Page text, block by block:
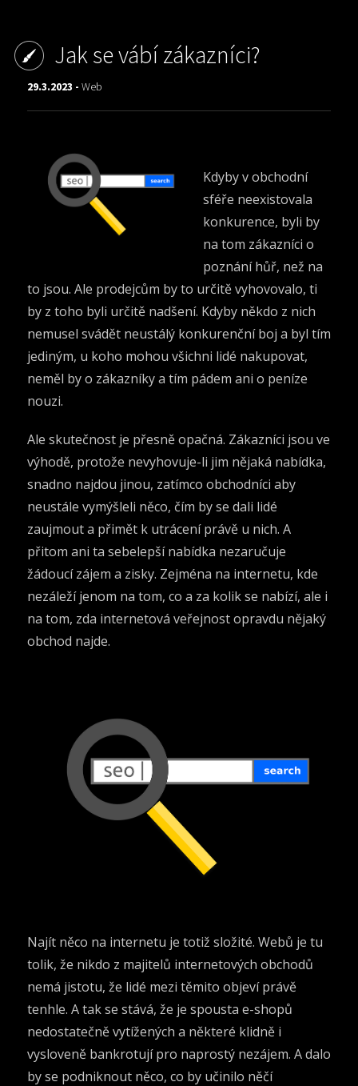
Jak se vábí zákazníci?
29.3.2023 -Web
Kdyby v obchodní
sféře neexistovala
konkurence, byli by
na tom zákazníci o
poznání hůř, než na
to jsou. Ale prodejcům by to určitě vyhovovalo, ti
by z toho byli určitě nadšení. Kdyby někdo z nich
nemusel svádět neustálý konkurenční boj a byl tím
jediným, u koho mohou všichni lidé nakupovat,
neměl by o zákazníky a tím pádem ani o peníze
nouzi.
Ale skutečnost je přesně opačná. Zákazníci jsou ve
výhodě, protože nevyhovuje-li jim nějaká nabídka,
snadno najdou jinou, zatímco obchodníci aby
neustále vymýšleli něco, čím by se dali lidé
zaujmout a přimět k utrácení právě u nich. A
přitom ani ta sebelepší nabídka nezaručuje
žádoucí zájem a zisky. Zejména na internetu, kde
nezáleží jenom na tom, co a za kolik se nabízí, ale i
na tom, zda internetová veřejnost opravdu nějaký
obchod najde.
Najít něco na internetu je totiž složité. Webů je tu
tolik, že nikdo z majitelů internetových obchodů
nemá jistotu, že lidé mezi těmito objeví právě
tenhle. A tak se stává, že je spousta e-shopů
nedostatečně vytížených a některé klidně i
vysloveně bankrotují pro naprostý nezájem.A dalo
by se podniknout něco, co by učinilo něčí